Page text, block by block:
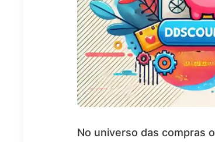
No universo das compras